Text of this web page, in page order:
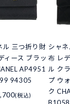
ル 三つ折り財
ィース ブラッ
AP4951
94305
(税込)
シャ
布 レ
ル ク
プ ウ
ク